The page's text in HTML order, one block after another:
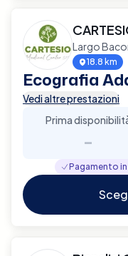
Largo
18.8 km
Ecografia
Vedi altre prestazioni
Prima
-
Pagamento